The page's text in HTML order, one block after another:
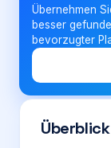
Übernehmen
besser
bevorzugter
Überblick